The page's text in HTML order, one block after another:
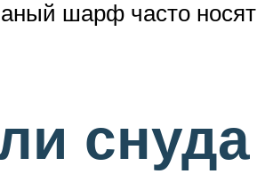
шарф часто носят
снуда